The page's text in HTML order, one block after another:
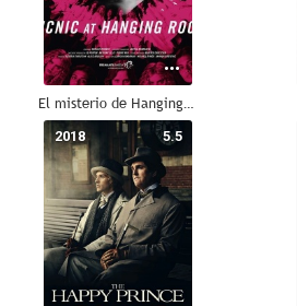
El misterio de Hanging Rock
5.5
2018